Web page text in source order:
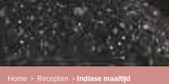
Home > Recepten > Indiase maaltijd